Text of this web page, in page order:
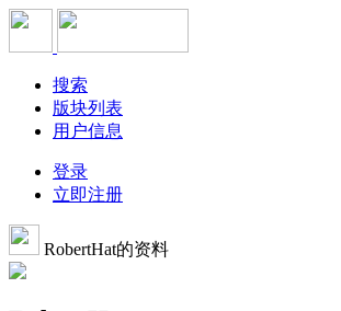
搜索
版块列表
用户信息
登录
立即注册
RobertHat的资料